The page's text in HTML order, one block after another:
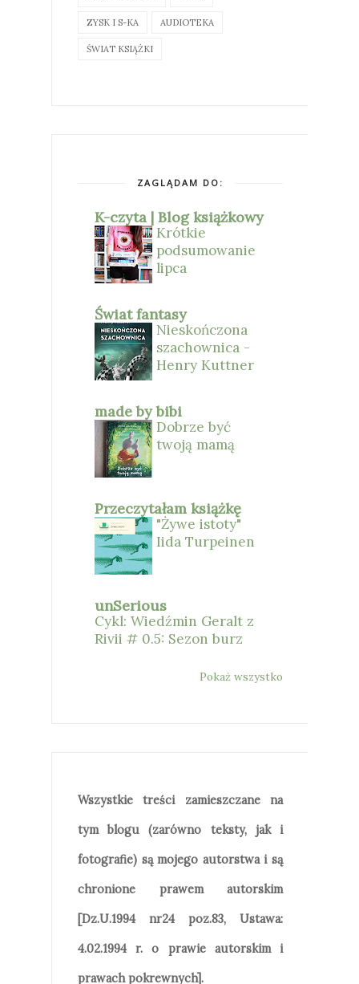
ZYSK I S-KA AUDIOTEKA
ŚWIAT KSIĄŻKI
ZAGLĄDAM DO:
K-czyta | Blog książkowy
Krótkie
podsumowanie
lipca
Świat fantasy
Nieskończona
szachownica -
Henry Kuttner
made by bibi
Dobrze być
twoją mamą
Przeczytałam książkę
"Żywe istoty"
Iida Turpeinen
unSerious
Cykl: Wiedźmin Geralt z
Rivii # 0.5: Sezon burz
Pokaż wszystko
Wszystkie treści zamieszczane na
tym blogu (zarówno teksty, jak i
fotografie) są mojego autorstwa i są
chronione prawem autorskim
[Dz.U.1994 nr24 poz.83, Ustawa:
4.02.1994 r. o prawie autorskim i
prawach pokrewnych].